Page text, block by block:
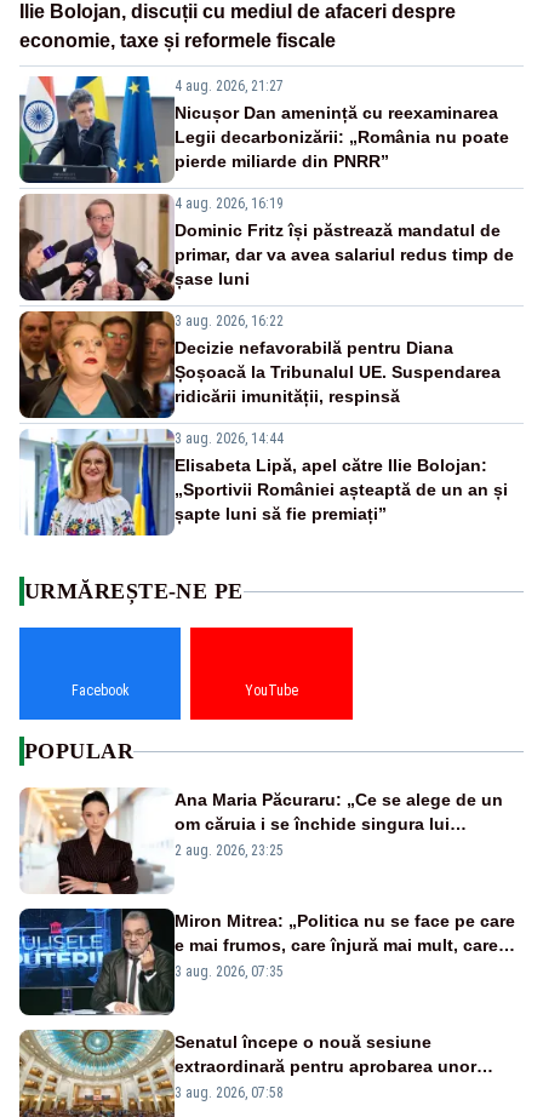
Ilie Bolojan, discuții cu mediul de afaceri despre
economie, taxe și reformele fiscale
4 aug. 2026, 21:27
Nicușor Dan amenință cu reexaminarea
Legii decarbonizării: „România nu poate
pierde miliarde din PNRR”
4 aug. 2026, 16:19
Dominic Fritz își păstrează mandatul de
primar, dar va avea salariul redus timp de
șase luni
3 aug. 2026, 16:22
Decizie nefavorabilă pentru Diana
Șoșoacă la Tribunalul UE. Suspendarea
ridicării imunității, respinsă
3 aug. 2026, 14:44
Elisabeta Lipă, apel către Ilie Bolojan:
„Sportivii României așteaptă de un an și
șapte luni să fie premiați”
URMĂREȘTE-NE PE
Facebook YouTube
POPULAR
Ana Maria Păcuraru: „Ce se alege de un
om căruia i se închide singura lui
portiță?”
2 aug. 2026, 23:25
Miron Mitrea: „Politica nu se face pe care
e mai frumos, care înjură mai mult, care
țipă mai tare, ci pe proiecte”
3 aug. 2026, 07:35
Senatul începe o nouă sesiune
extraordinară pentru aprobarea unor
jaloane din PNRR
3 aug. 2026, 07:58